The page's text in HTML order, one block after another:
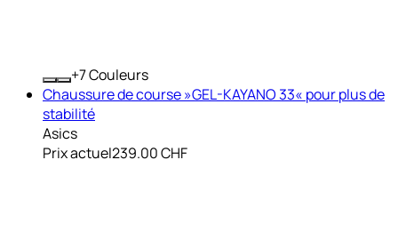
+ Couleurs
Chaussure de course »GEL-KAYANO 33« pour plus de
stabilité
Asics
Prix actuel239.00 CHF